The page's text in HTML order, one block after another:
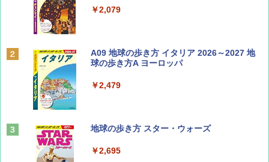
￥713
BE-PAL(ビ-パル) 2026年 9 月号【特別付録:
SOTO ミニマル"旅"財布 ランダム2種】
￥1,500
山と溪谷 2026年8月号「南アルプス大全」
￥1,540
￥2,079
A09 地球の歩き方 イタリア 2026～2027 地
球の歩き方A ヨーロッパ
￥2,479
地球の歩き方 スター・ウォーズ
￥2,695